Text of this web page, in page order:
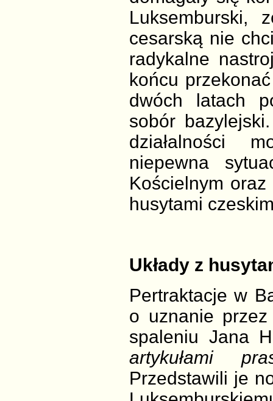
Luksemburski,
cesarską nie
radykalne
końcu
dwóch latach
sobór
działalności
niepewna
Kościelnym
husytami
Układy z
Pertraktacje w
o uznanie
spaleniu Jana
artykułami
Przedstawili je